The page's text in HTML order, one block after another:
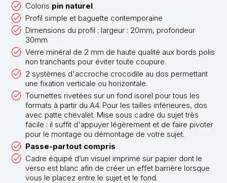
Coloris pin naturel
Profil simple et baguette contemporaine
Dimensions du profil : largeur : 20mm, profondeur
30mm
Verre minéral de 2 mm de haute qualité aux bords polis
non tranchants pour éviter toute coupure.
2 systèmes d'accroche crocodile au dos permettant
une fixation verticale ou horizontale.
Tournettes rivetées sur un fond isorel pour tous les
formats à partir du A4. Pour les tailles inférieures, dos
avec patte chevalet. Mise sous cadre du sujet très
facile : il suffit d'appuyer légèrement et de faire pivoter
pour le montage ou démontage de votre sujet.
Passe-partout compris
Cadre équipé d’un visuel imprimé sur papier dont le
verso est blanc afin de créer un effet barrière lorsque
vous le placez entre le sujet et le fond.